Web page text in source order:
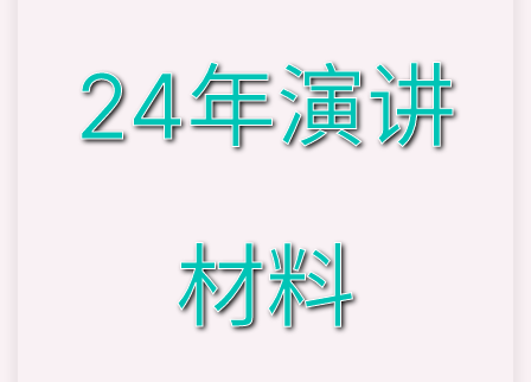
24年演讲
材料